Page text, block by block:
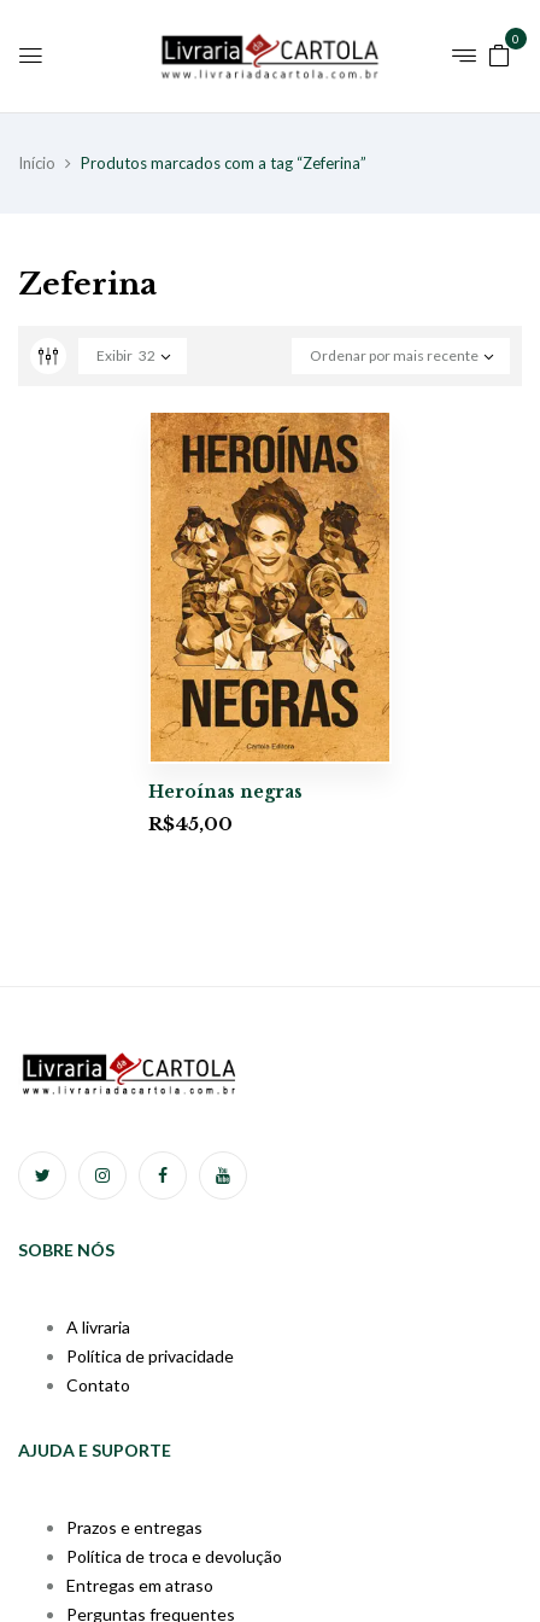
0
Início Produtos marcados com a tag “Zeferina”
Zeferina
Ordenar por mais recente
Exibir 32
Heroínas negras
R$45,00
SOBRE NÓS
A livraria
Política de privacidade
Contato
AJUDA E SUPORTE
Prazos e entregas
Política de troca e devolução
Entregas em atraso
Perguntas frequentes